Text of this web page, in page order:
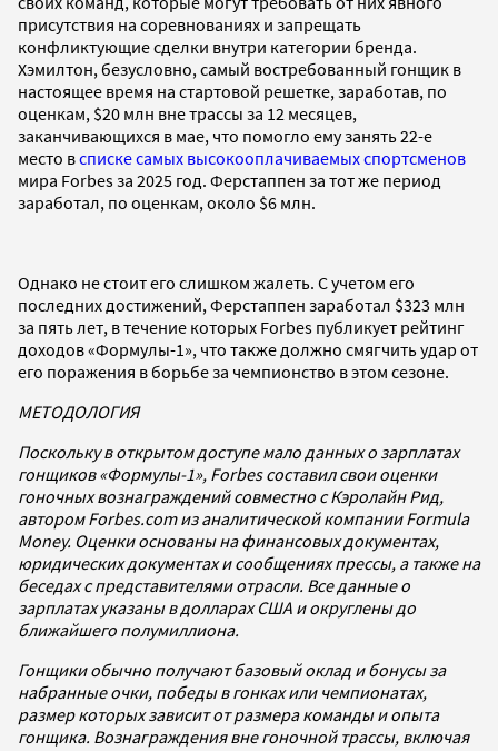
присутствия на соревнованиях и запрещать
конфликтующие сделки внутри категории бренда.
Хэмилтон, безусловно, самый востребованный гонщик в
настоящее время на стартовой решетке, заработав, по
оценкам, $20 млн вне трассы за 12 месяцев,
заканчивающихся в мае, что помогло ему занять 22-е
место всписке самых высокооплачиваемых спортсменов
мира Forbes за 2025 год. Ферстаппен за тот же период
заработал, по оценкам, около $6 млн.
Однако не стоит его слишком жалеть. С учетом его
последних достижений, Ферстаппен заработал $323 млн
за пять лет, в течение которых Forbes публикует рейтинг
доходов «Формулы-1», что также должно смягчить удар от
его поражения в борьбе за чемпионство в этом сезоне.
МЕТОДОЛОГИЯ
Поскольку в открытом доступе мало данных о зарплатах
гонщиков «Формулы-1», Forbes составил свои оценки
гоночных вознаграждений совместно с Кэролайн Рид,
автором Forbes.com из аналитической компании Formula
Money. Оценки основаны на финансовых документах,
юридических документах и ​​сообщениях прессы, а также на
беседах с представителями отрасли. Все данные о
зарплатах указаны в долларах США и округлены до
ближайшего полумиллиона.
Гонщики обычно получают базовый оклад и бонусы за
набранные очки, победы в гонках или чемпионатах,
размер которых зависит от размера команды и опыта
гонщика. Вознаграждения вне гоночной трассы, включая